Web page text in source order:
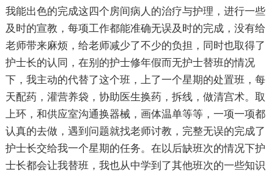
我能出色的完成这四个房间病人的治疗与护理，进行一些
及时的宣教，每项工作都能准确无误及时的完成，没有给
老师带来麻烦，给老师减少了不少的负担，同时也取得了
护士长的认同，在别的护士修年假而无护士替班的情况
下，我主动的代替了这个班，上了一个星期的处置班，每
天配药，灌营养袋，协助医生换药，拆线，做清宫术。取
上环，和供应室沟通换器械，画体温单等等，一项一项都
认真的去做，遇到问题就找老师讨教，完整无误的完成了
护士长交给我一个星期的任务。在以后缺班次的情况下护
士长都会让我替班，我也从中学到了其他班次的一些知识